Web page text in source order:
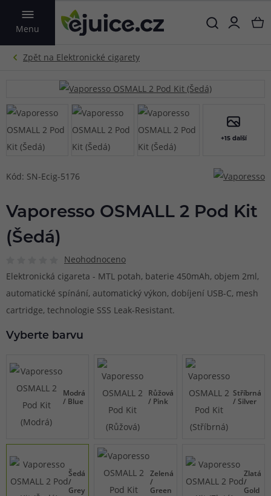
Menu
VYHLEDAT
+15 další
Kód: SN-Ecig-5176
Vaporesso OSMALL 2 Pod Kit
(Šedá)
Neohodnoceno
Elektronická cigareta - MTL potah, baterie 450mAh, objem 2ml,
automatické spínání, automatický výkon, dobíjení USB-C, mesh
cartridge, technologie SSS Leak-Resistant.
Vyberte barvu
Modrá
/ Blue
Růžová
/ Pink
Stříbrná
/ Silver
Šedá
/
Grey
Zelená
/
Green
Zlatá
/
Gold